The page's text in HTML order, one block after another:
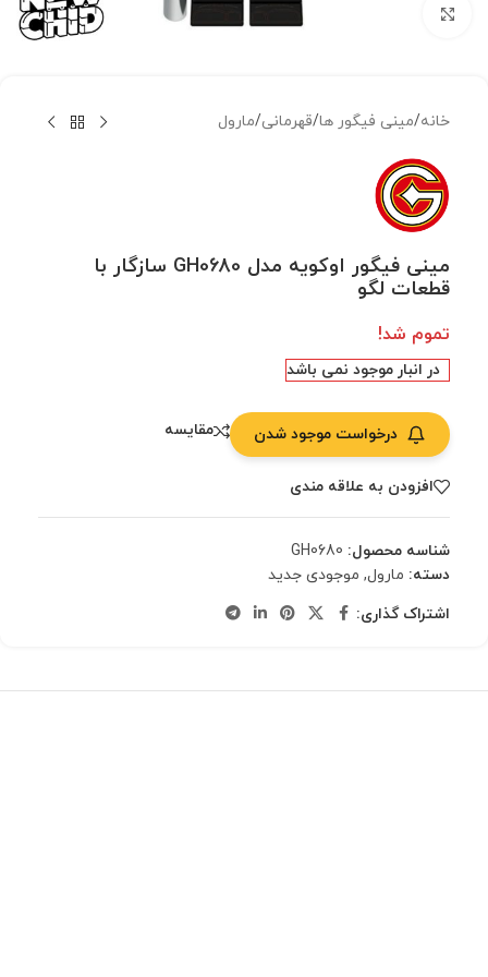
خانه/مینی فیگور ها/قهرمانی/مارول
مینی فیگور اوکویه مدل GH0680 سازگار با
قطعات لگو
تموم شد!
در انبار موجود نمی باشد
درخواست موجود شدن مقایسه
افزودن به علاقه مندی
شناسه محصول: GH0680
دسته: مارول, موجودی جدید
اشتراک گذاری: